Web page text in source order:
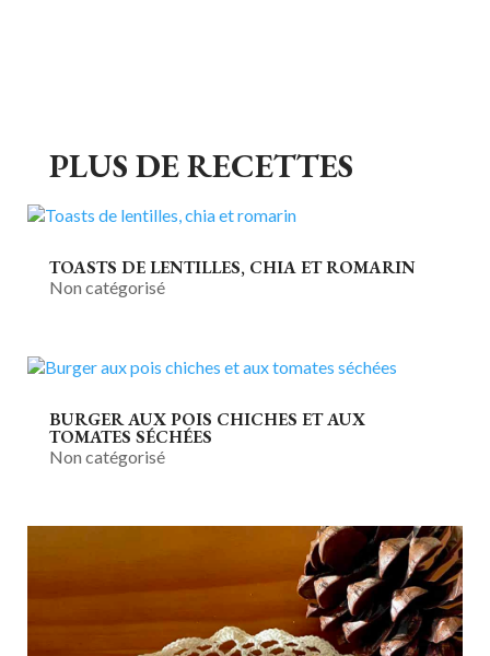
PLUS DE RECETTES
TOASTS DE LENTILLES, CHIA ET ROMARIN
Non catégorisé
BURGER AUX POIS CHICHES ET AUX
TOMATES SÉCHÉES
Non catégorisé